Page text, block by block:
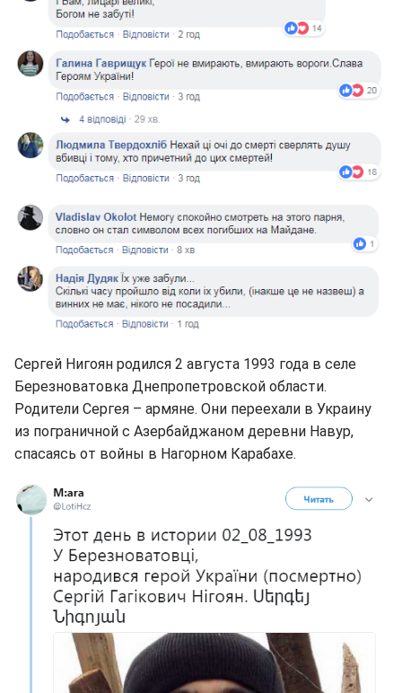
Сергей Нигоян родился 2 августа 1993 года в селе
Березноватовка Днепропетровской области.
Родители Сергея – армяне. Они переехали в Украину
из пограничной с Азербайджаном деревни Навур,
спасаясь от войны в Нагорном Карабахе.